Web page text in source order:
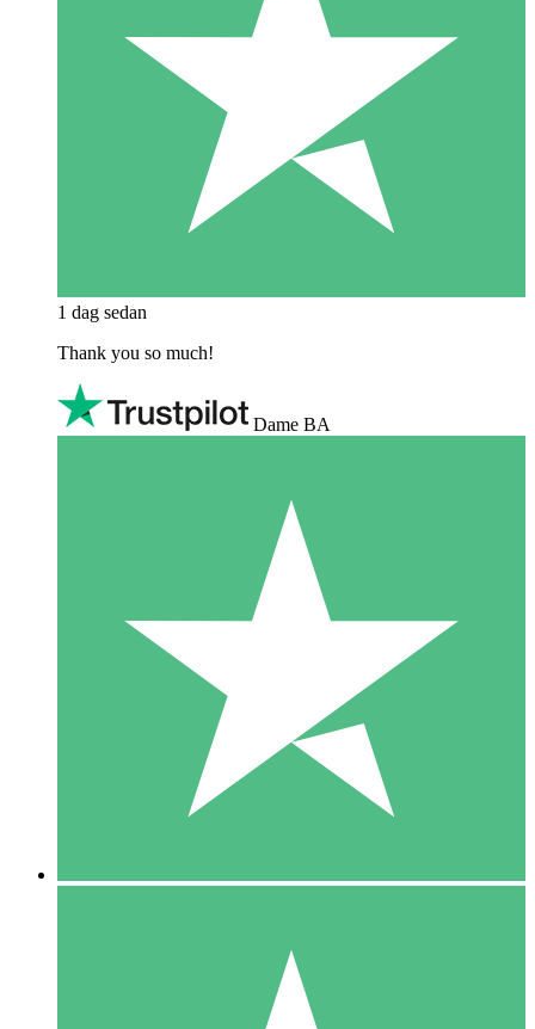
1 dag sedan
Thank you so much!
Dame BA